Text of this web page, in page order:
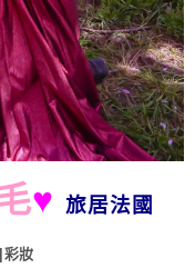
♥ 旅居法國
妝